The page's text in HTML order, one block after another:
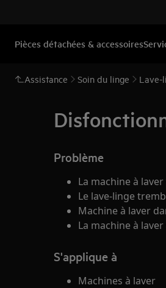
Pièces détachées & accessoires
Assistance Soin du linge Lave-
Problème
La machine à
Le lave-linge
Machine à laver
La machine à laver
S'applique à
Machines à laver